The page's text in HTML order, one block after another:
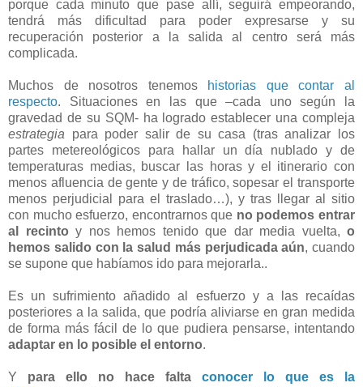
porque cada minuto que pase allí, seguirá empeorando,
tendrá más dificultad para poder expresarse y su
recuperación posterior a la salida al centro será más
complicada.
Muchos de nosotros tenemos
historias que contar al
respecto. Situaciones en las que –cada uno según la
gravedad de su SQM- ha logrado establecer una compleja
estrategia para poder salir de su casa (tras analizar los
partes metereológicos para hallar un día nublado y de
temperaturas medias, buscar las horas y el itinerario con
menos afluencia de gente y de tráfico, sopesar el transporte
menos perjudicial para el traslado…), y tras llegar al sitio
con mucho esfuerzo, encontrarnos que no podemos entrar
al recinto y nos hemos tenido que dar media vuelta, o
hemos salido con la salud más perjudicada aún, cuando
se supone que habíamos ido para mejorarla..
Es un sufrimiento añadido al esfuerzo y a las recaídas
posteriores a la salida, que podría aliviarse en gran medida
de forma más fácil de lo que pudiera pensarse, intentando
adaptar en lo posible el entorno.
Y para ello no hace falta conocer lo que es la